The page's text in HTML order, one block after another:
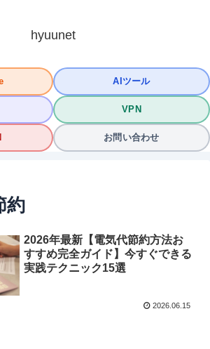
hyuunet
AIツール
VPN
お問い合わせ
約
2026年最新【電気代節約方法お
すすめ完全ガイド】今すぐできる
実践テクニック15選
2026.06.15